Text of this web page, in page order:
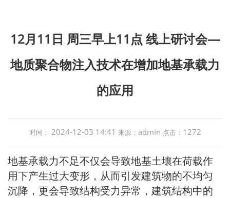
12月11日 周三早上11点 线上研讨会—
地质聚合物注入技术在增加地基承载力
的应用
时间： 2024-12-03 14:41 来源： admin 点击： 1272
地基承载力不足不仅会导致地基土壤在荷载作
用下产生过大变形，从而引发建筑物的不均匀
沉降，更会导致结构受力异常，建筑结构中的